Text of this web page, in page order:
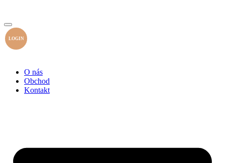
LOGIN
O nás
Obchod
Kontakt